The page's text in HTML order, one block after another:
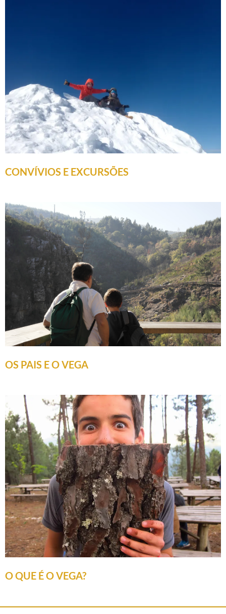
CONVÍVIOS E EXCURSÕES
OS PAIS E O VEGA
O QUE É O VEGA?